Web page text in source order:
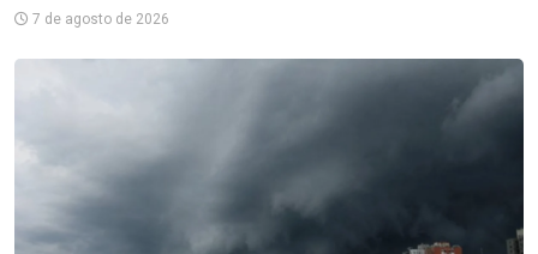
7 de agosto de 2026